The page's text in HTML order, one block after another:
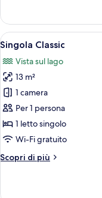
Standard
Apri
tutte
le
foto
per
Singola
Classic
4
Singola Classic
Vista sul lago
13 m²
1 camera
Per 1 persona
1 letto singolo
Wi-Fi gratuito
Scopri di più
Altri